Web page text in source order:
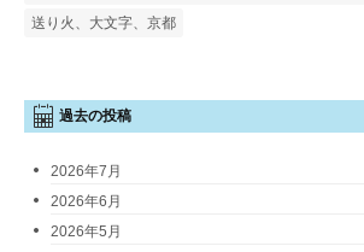
送り火、大文字、京都
過去の投稿
2026年7月
2026年6月
2026年5月